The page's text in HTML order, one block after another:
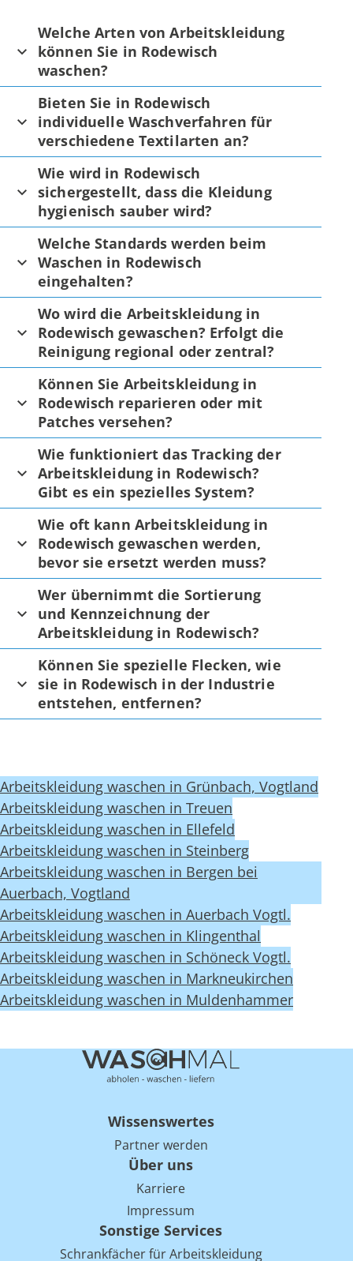
Welche Arten von Arbeitskleidung
können Sie in Rodewisch
waschen?
Bieten Sie in Rodewisch
individuelle Waschverfahren für
verschiedene Textilarten an?
Wie wird in Rodewisch
sichergestellt, dass die Kleidung
hygienisch sauber wird?
Welche Standards werden beim
Waschen in Rodewisch
eingehalten?
Wo wird die Arbeitskleidung in
Rodewisch gewaschen? Erfolgt die
Reinigung regional oder zentral?
Können Sie Arbeitskleidung in
Rodewisch reparieren oder mit
Patches versehen?
Wie funktioniert das Tracking der
Arbeitskleidung in Rodewisch?
Gibt es ein spezielles System?
Wie oft kann Arbeitskleidung in
Rodewisch gewaschen werden,
bevor sie ersetzt werden muss?
Wer übernimmt die Sortierung
und Kennzeichnung der
Arbeitskleidung in Rodewisch?
Können Sie spezielle Flecken, wie
sie in Rodewisch in der Industrie
entstehen, entfernen?
Arbeitskleidung waschen in Grünbach, Vogtland
Arbeitskleidung waschen in Treuen
Arbeitskleidung waschen in Ellefeld
Arbeitskleidung waschen in Steinberg
Arbeitskleidung waschen in Bergen bei
Auerbach, Vogtland
Arbeitskleidung waschen in Auerbach Vogtl.
Arbeitskleidung waschen in Klingenthal
Arbeitskleidung waschen in Schöneck Vogtl.
Arbeitskleidung waschen in Markneukirchen
Arbeitskleidung waschen in Muldenhammer
Wissenswertes
Partner werden
Über uns
Karriere
Impressum
Sonstige Services
Schrankfächer für Arbeitskleidung